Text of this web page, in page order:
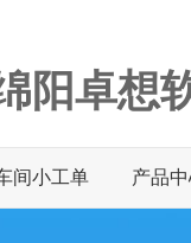
阳卓想
间小工单 产品